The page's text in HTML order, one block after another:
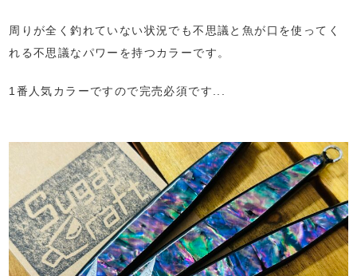
周りが全く釣れていない状況でも不思議と魚が口を使ってく
れる不思議なパワーを持つカラーです。
1番人気カラーですので完売必須です...